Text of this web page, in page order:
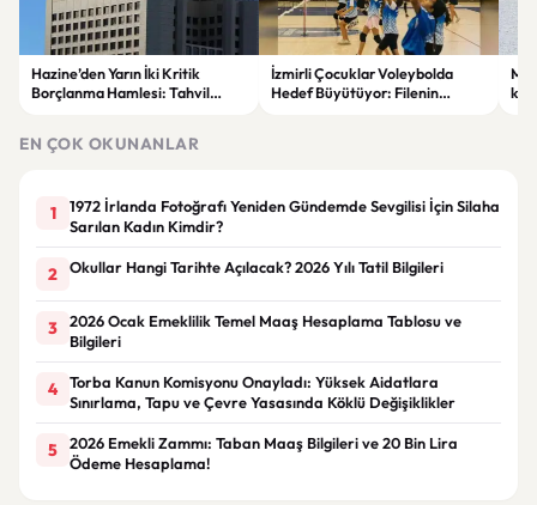
Hazine’den Yarın İki Kritik
Borçlanma Hamlesi: Tahvil
İzmirli Çocuklar Voleybolda
Hedef Büyütüyor: Filenin
EN ÇOK OKUNANLAR
1
1972 İrlanda Fotoğrafı Yeniden Gündemde Sevgilisi İçin Silaha
Sarılan Kadın Kimdir?
2 Okullar Hangi Tarihte Açılacak? 2026 Yılı Tatil Bilgileri
3
2026 Ocak Emeklilik Temel Maaş Hesaplama Tablosu ve
Bilgileri
4
Torba Kanun Komisyonu Onayladı: Yüksek Aidatlara
Sınırlama, Tapu ve Çevre Yasasında Köklü Değişiklikler
5
2026 Emekli Zammı: Taban Maaş Bilgileri ve 20 Bin Lira
Ödeme Hesaplama!